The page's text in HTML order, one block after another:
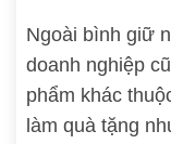
Ngoài bình giữ
doanh nghiệp
phẩm khác
làm quà tặng